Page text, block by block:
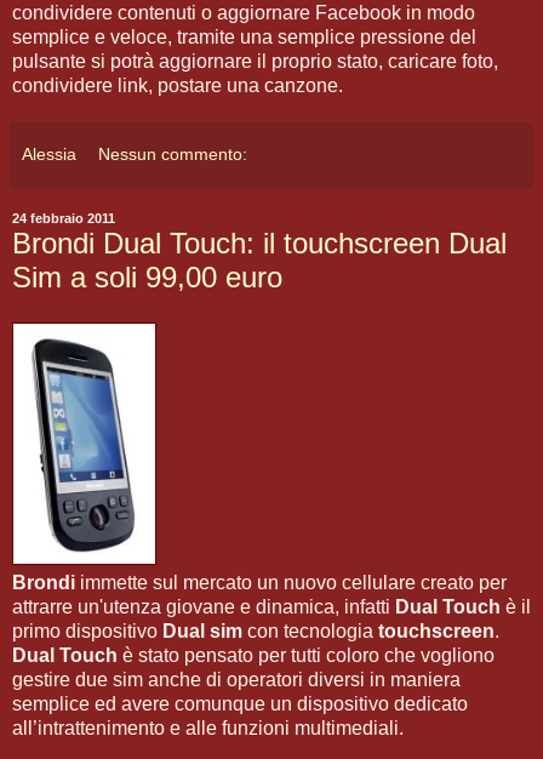
condividere contenuti o aggiornare Facebook in modo
semplice e veloce, tramite una semplice pressione del
pulsante si potrà aggiornare il proprio stato, caricare foto,
condividere link, postare una canzone.
Alessia Nessun commento:
24 febbraio 2011
Brondi Dual Touch: il touchscreen Dual
Sim a soli 99,00 euro
Brondi immette sul mercato un nuovo cellulare creato per
attrarre un'utenza giovane e dinamica, infatti Dual Touch è il
primo dispositivo Dual sim con tecnologia touchscreen.
Dual Touch è stato pensato per tutti coloro che vogliono
gestire due sim anche di operatori diversi in maniera
semplice ed avere comunque un dispositivo dedicato
all’intrattenimento e alle funzioni multimediali.